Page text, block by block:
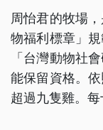
周怡君的牧場
物福利標章」
「台灣動物社
能保留資格。
超過九隻雞。每